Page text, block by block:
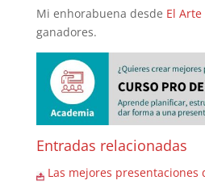
Mi enhorabuena desde El
ganadores.
Entradas relacionadas
Las mejores presentaciones